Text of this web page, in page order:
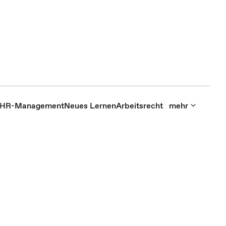
HR-ManagementNeues LernenArbeitsrecht mehr